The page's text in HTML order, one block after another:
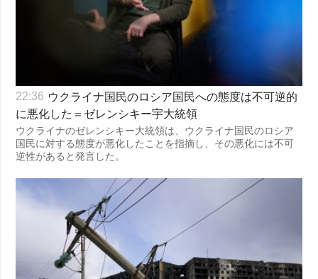
22:36 ウクライナ国民のロシア国民への態度は不可逆的
に悪化した＝ゼレンシキー宇大統領
ウクライナのゼレンシキー大統領は、ウクライナ国民のロシア
国民に対する態度が悪化したことを指摘し、その悪化には不可
逆性があると発言した。